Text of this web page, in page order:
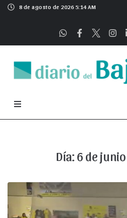
8 de agosto de 2026 5:14 AM
Día: 6 de